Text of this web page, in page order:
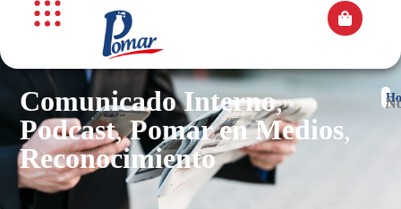
Comunicado Interno,
Podcast,Pomar en Medios,
Reconocimiento
/